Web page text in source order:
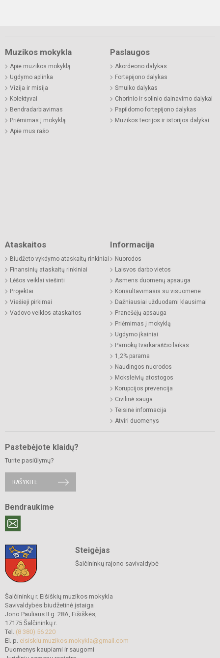
Muzikos mokykla
Apie muzikos mokyklą
Ugdymo aplinka
Vizija ir misija
Kolektyvai
Bendradarbiavimas
Priėmimas į mokyklą
Apie mus rašo
Paslaugos
Akordeono dalykas
Fortepijono dalykas
Smuiko dalykas
Chorinio ir solinio dainavimo dalykai
Papildomo fortepijono dalykas
Muzikos teorijos ir istorijos dalykai
Ataskaitos
Biudžeto vykdymo ataskaitų rinkiniai
Finansinių ataskaitų rinkiniai
Lėšos veiklai viešinti
Projektai
Viešieji pirkimai
Vadovo veiklos ataskaitos
Informacija
Nuorodos
Laisvos darbo vietos
Asmens duomenų apsauga
Konsultavimasis su visuomene
Dažniausiai užduodami klausimai
Pranešėjų apsauga
Priėmimas į mokyklą
Ugdymo įkainiai
Pamokų tvarkaraščio laikas
1,2% parama
Naudingos nuorodos
Moksleivių atostogos
Korupcijos prevencija
Civilinė sauga
Teisinė informacija
Atviri duomenys
Pastebėjote klaidų?
Turite pasiūlymų?
RAŠYKITE
Bendraukime
Steigėjas
Šalčininkų rajono savivaldybė
Šalčininkų r. Eišiškių muzikos mokykla
Savivaldybės biudžetinė įstaiga
Jono Pauliaus II g. 28A, Eišiškės,
17175 Šalčininkų r.
Tel. (8 380) 56 220
El. p. eisiskiu.muzikos.mokykla@gmail.com
Duomenys kaupiami ir saugomi